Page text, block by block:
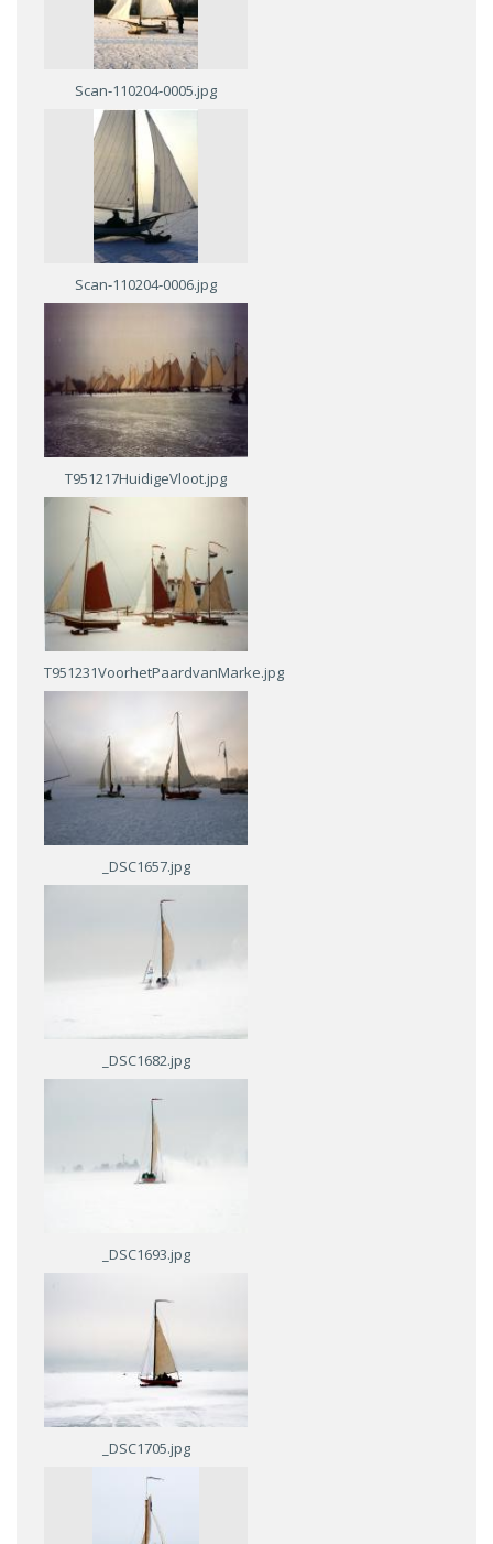
Scan-110204-0005.jpg
Scan-110204-0006.jpg
T951217HuidigeVloot.jpg
T951231VoorhetPaardvanMarke.jpg
_DSC1657.jpg
_DSC1682.jpg
_DSC1693.jpg
_DSC1705.jpg